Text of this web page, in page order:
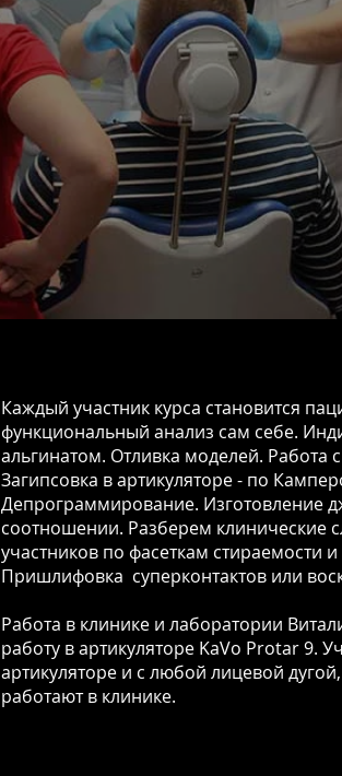
Каждый участник курса становится
функциональный анализ сам себе.
альгинатом. Отливка моделей. Работа
Загипсовка в артикуляторе - по
Депрограммирование. Изготовление
соотношении. Разберем клинические
участников по фасеткам стираемости
Пришлифовка суперконтактов или
Работа в клинике и лаборатории
работу в артикуляторе KaVo Protar 9.
артикуляторе и с любой лицевой
работают в клинике.